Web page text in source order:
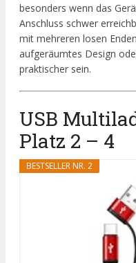
besonders wenn das
Anschluss schwer
mit mehreren losen
aufgeräumtes Design
praktischer sein.
USB
Platz 2 – 4
BESTSELLER NR. 2